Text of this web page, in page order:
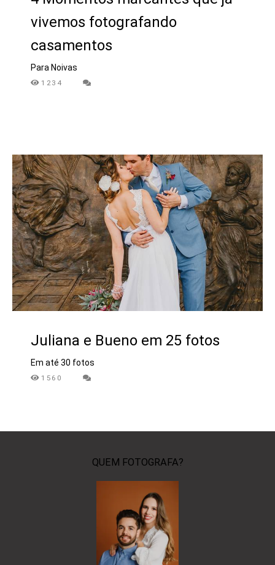
vivemos fotografando
casamentos
Para Noivas
1234
Juliana e Bueno em 25 fotos
Em até 30 fotos
1560
QUEM FOTOGRAFA?